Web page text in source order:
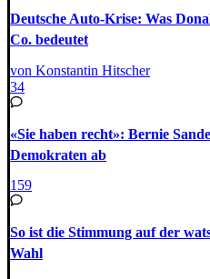
Deutsche Auto-Krise: Was
Co. bedeutet
von Konstantin Hitscher
34
«Sie haben recht»: Bernie
Demokraten ab
159
So ist die Stimmung auf der
Wahl